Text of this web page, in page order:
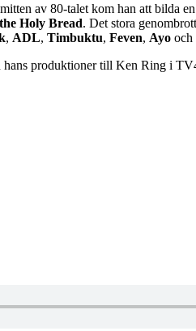
av 80-talet kom han att bilda
Holy Bread. Det stora
, ADL, Timbuktu, Feven, Ayo och
hans produktioner till Ken Ring i